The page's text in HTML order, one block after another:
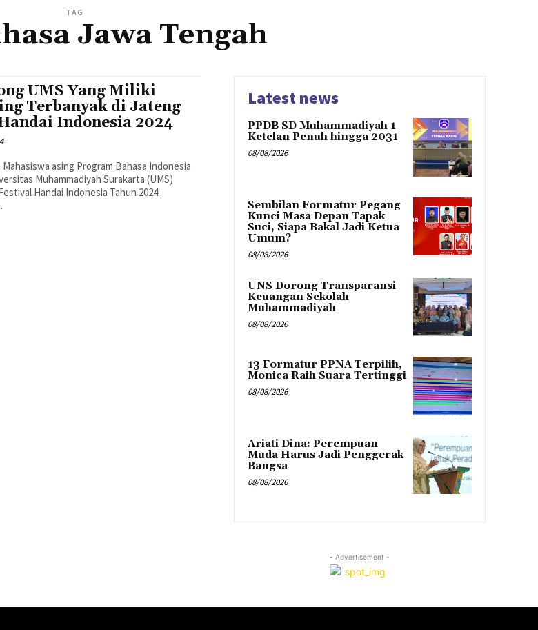
TAG
Jawa Tengah
UMS Yang Miliki
Terbanyak di Jateng
Indonesia 2024
Muhammadiyah Surakarta (UMS)
Handai Indonesia Tahun 2024.
Latest news
PPDB SD Muhammadiyah 1
Ketelan Penuh hingga 2031
08/08/2026
Sembilan Formatur Pegang
Kunci Masa Depan Tapak
Suci, Siapa Bakal Jadi Ketua
Umum?
08/08/2026
UNS Dorong Transparansi
Keuangan Sekolah
Muhammadiyah
08/08/2026
13 Formatur PPNA Terpilih,
Monica Raih Suara Tertinggi
08/08/2026
Ariati Dina: Perempuan
Muda Harus Jadi Penggerak
Bangsa
08/08/2026
- Advertisement -